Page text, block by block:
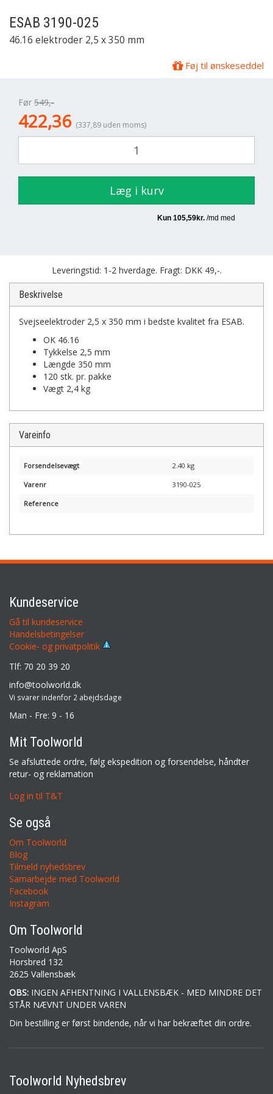
ESAB 3190-025
46.16 elektroder 2,5 x 350 mm
Føj til ønskeseddel
Før 549,-
422,36 (337,89 uden moms)
Læg i kurv
Leveringstid: 1-2 hverdage. Fragt: DKK 49,-.
Beskrivelse
Svejseelektroder 2,5 x 350 mm i bedste kvalitet fra ESAB.
OK 46.16
Tykkelse 2,5 mm
Længde 350 mm
120 stk. pr. pakke
Vægt 2,4 kg
Vareinfo
Forsendelsevægt 2.40 kg
Varenr 3190-025
Reference
Kundeservice
Gå til kundeservice
Handelsbetingelser
Cookie- og privatpolitik
Tlf: 70 20 39 20
info@toolworld.dk
Vi svarer indenfor 2 abejdsdage
Man - Fre: 9 - 16
Mit Toolworld
Se afsluttede ordre, følg ekspedition og forsendelse, håndter
retur- og reklamation
Log in til T&T
Se også
Om Toolworld
Blog
Tilmeld nyhedsbrev
Samarbejde med Toolworld
Facebook
Instagram
Om Toolworld
Toolworld ApS
Horsbred 132
2625 Vallensbæk
OBS: INGEN AFHENTNING I VALLENSBÆK - MED MINDRE DET
STÅR NÆVNT UNDER VAREN
Din bestilling er først bindende, når vi har bekræftet din ordre.
Toolworld Nyhedsbrev